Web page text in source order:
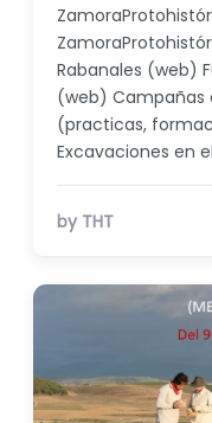
Rabanales (web)
(web) Campañas
(practicas,
Excavaciones en
by THT